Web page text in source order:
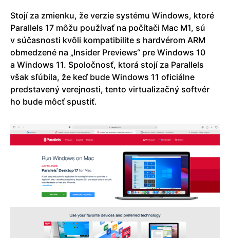
Stojí za zmienku, že verzie systému Windows, ktoré
Parallels 17 môžu používať na počítači Mac M1, sú
v súčasnosti kvôli kompatibilite s hardvérom ARM
obmedzené na „Insider Previews“ pre Windows 10
a Windows 11. Spoločnosť, ktorá stojí za Parallels
však sľúbila, že keď bude Windows 11 oficiálne
predstavený verejnosti, tento virtualizačný softvér
ho bude môcť spustiť.